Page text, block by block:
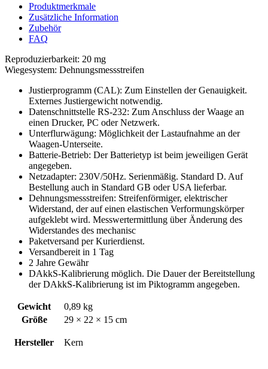
Produktmerkmale
Zusätzliche Information
Zubehör
FAQ
Reproduzierbarkeit: 20 mg
Wiegesystem: Dehnungsmessstreifen
Justierprogramm (CAL): Zum Einstellen der Genauigkeit.
Externes Justiergewicht notwendig.
Datenschnittstelle RS-232: Zum Anschluss der Waage an
einen Drucker, PC oder Netzwerk.
Unterflurwägung: Möglichkeit der Lastaufnahme an der
Waagen-Unterseite.
Batterie-Betrieb: Der Batterietyp ist beim jeweiligen Gerät
angegeben.
Netzadapter: 230V/50Hz. Serienmäßig. Standard D. Auf
Bestellung auch in Standard GB oder USA lieferbar.
Dehnungsmessstreifen: Streifenförmiger, elektrischer
Widerstand, der auf einen elastischen Verformungskörper
aufgeklebt wird. Messwertermittlung über Änderung des
Widerstandes des mechanisc
Paketversand per Kurierdienst.
Versandbereit in 1 Tag
2 Jahre Gewähr
DAkkS-Kalibrierung möglich. Die Dauer der Bereitstellung
der DAkkS-Kalibrierung ist im Piktogramm angegeben.
Gewicht
0,89 kg
Größe
29 × 22 × 15 cm
Hersteller Kern